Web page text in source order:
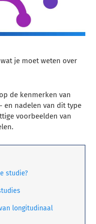
je moet weten over
de kenmerken van
en nadelen van dit type
voorbeelden van
studie?
longitudinaal